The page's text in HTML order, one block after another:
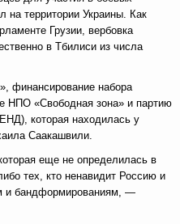
на территории Украины. Как
Грузии, вербовка
в Тбилиси из числа
финансирование набора
НПО «Свободная зона» и партию
которая находилась у
Саакашвили.
еще не определилась в
тех, кто ненавидит Россию и
и бандформированиям, —